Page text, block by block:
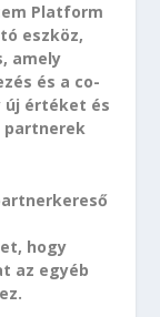
Platform
eszköz,
amely
és a co-
új értéket és
partnerek
hogy
az egyéb